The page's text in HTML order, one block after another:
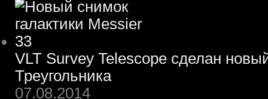
VLT Survey Telescope сделан
Треугольника
07.08.2014